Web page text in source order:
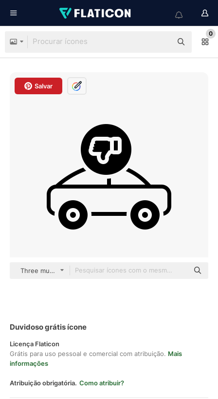
0
Salvar
Three musketeers Others
Duvidoso grátis ícone
Licença Flaticon
Grátis para uso pessoal e comercial com atribuição. Mais
informações
Atribuição obrigatória. Como atribuir?